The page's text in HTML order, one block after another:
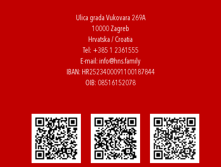
Ulica grada Vukovara 269A
10000 Zagreb
Hrvatska / Croatia
Tel: +385 1 2361555
E-mail: info@hns.family
IBAN: HR2523400091100187844
OIB: 08516152078